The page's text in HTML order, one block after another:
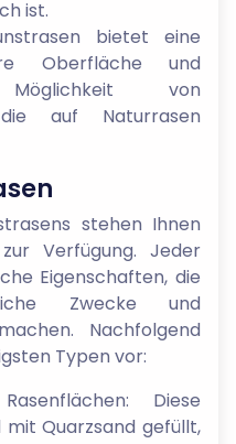
ist.
bietet eine
Oberfläche und
von
die auf Naturrasen
stehen Ihnen
Verfügung. Jeder
Eigenschaften, die
Zwecke und
Nachfolgend
Typen vor:
Diese
mit Quarzsand gefüllt,